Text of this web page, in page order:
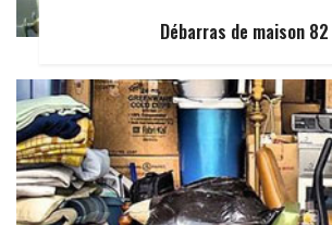
Débarras de maison 82